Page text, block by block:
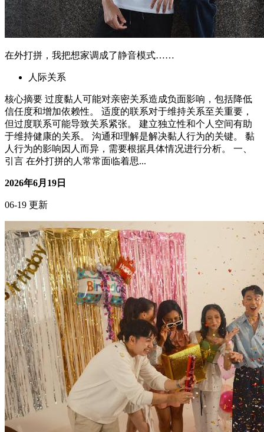
在外打拼，我把想家调成了静音模式……
人际关系
核心摘要 过度黏人可能对亲密关系造成负面影响，包括降低
信任度和增加依赖性。 适度的联系对于维持关系至关重要，
但过度联系可能导致关系紧张。 建立独立性和个人空间有助
于维持健康的关系。 沟通和理解是解决黏人行为的关键。 黏
人行为的影响因人而异，需要根据具体情况进行分析。 一、
06-19 更新